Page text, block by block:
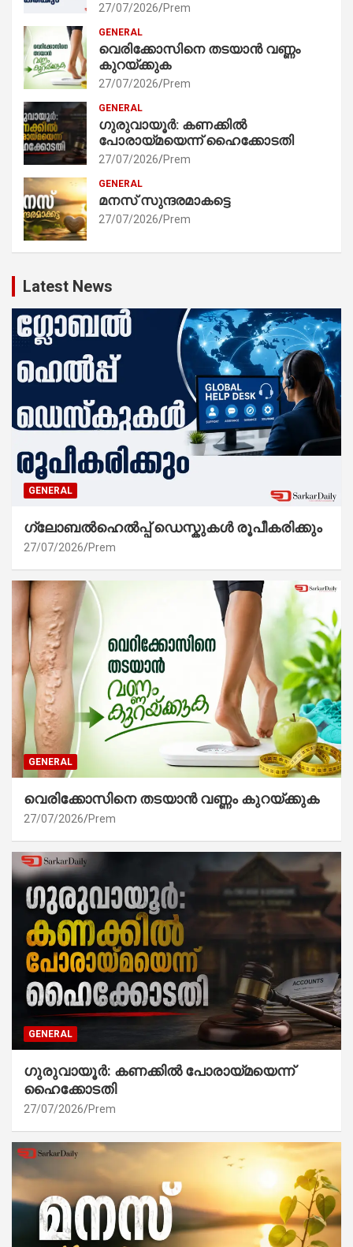
27/07/2026 Prem
GENERAL
വെരിക്കോസിനെ തടയാൻ വണ്ണം
കുറയ്ക്കുക
27/07/2026 Prem
GENERAL
ഗുരുവായൂർ: കണക്കിൽ
പോരായ്മയെന്ന് ഹൈക്കോടതി
27/07/2026 Prem
GENERAL
മനസ് സുന്ദരമാകട്ടെ
27/07/2026 Prem
Latest News
GENERAL
ഗ്ലോബൽഹെൽപ്പ് ഡെസ്കുകൾ രൂപീകരിക്കും
27/07/2026 Prem
GENERAL
വെരിക്കോസിനെ തടയാൻ വണ്ണം കുറയ്ക്കുക
27/07/2026 Prem
GENERAL
ഗുരുവായൂർ: കണക്കിൽ പോരായ്മയെന്ന്
ഹൈക്കോടതി
27/07/2026 Prem